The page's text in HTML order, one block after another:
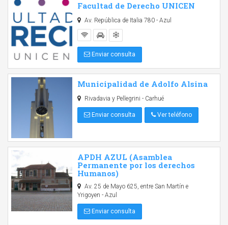
Facultad de Derecho UNICEN
Av. República de Italia 780 - Azul
Enviar consulta
Municipalidad de Adolfo Alsina
Rivadavia y Pellegrini - Carhué
Enviar consulta Ver teléfono
APDH AZUL (Asamblea
Permanente por los derechos
Humanos)
Av. 25 de Mayo 625, entre San Martín e
Yrigoyen - Azul
Enviar consulta